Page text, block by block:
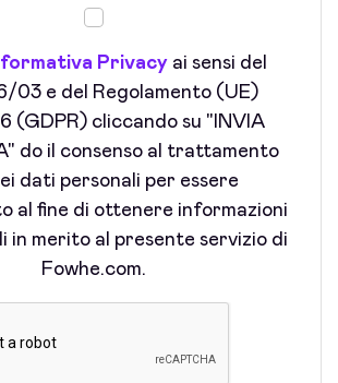
Privacyai sensi del
03 e del Regolamento (UE)
(GDPR) cliccando su "INVIA
do il consenso al trattamento
dati personali per essere
al fine di ottenere informazioni
in merito al presente servizio di
Fowhe.com.